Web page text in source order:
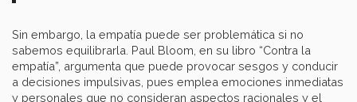
Sin embargo, la empatía puede ser problemática si no
sabemos equilibrarla. Paul Bloom, en su libro “Contra la
empatía”, argumenta que puede provocar sesgos y conducir
a decisiones impulsivas, pues emplea emociones inmediatas
y personales que no consideran aspectos racionales y el